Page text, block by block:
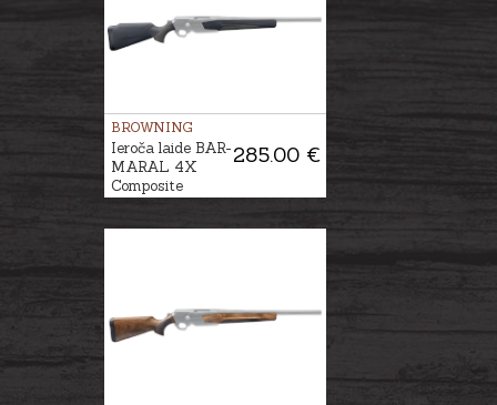
BROWNING
285.00 €
Ieroča laide BAR-
MARAL 4X
Composite